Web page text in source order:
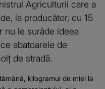
Agriculturii care a
la producător, cu 15
nu le surâde ideea
abatoarele de
de stradă.
kilogramul de miel la